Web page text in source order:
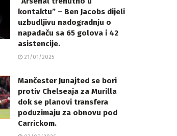
kontaktu” – Ben Jacobs dijeli
uzbudljivu nadogradnju o
napadaču sa 65 golova i 42
asistencije.
21/01/2025
Mančester Junajted se bori
protiv Chelseaja za Murilla
dok se planovi transfera
poduzimaju za obnovu pod
Carrickom.